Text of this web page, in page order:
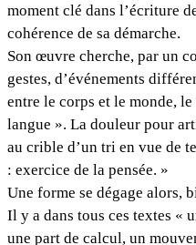
moment clé dans l’écriture
cohérence de sa démarche.
Son œuvre cherche, par un
gestes, d’événements
entre le corps et le monde,
langue ». La douleur pour
au crible d’un tri en vue de
: exercice de la pensée. »
Une forme se dégage alors,
Il y a dans tous ces textes «
une part de calcul, un